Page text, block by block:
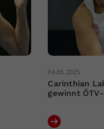
04.06.2025
Carinthian
gewinnt